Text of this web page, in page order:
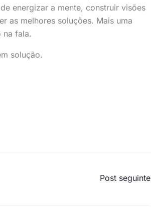
energizar a mente, construir visões
as melhores soluções. Mais uma
na fala.
solução.
Post seguinte